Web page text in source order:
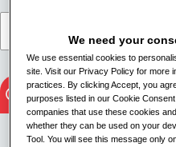
We need your
We use essential cookies to
site. Visit our Privacy Policy for more
practices. By clicking Accept, you
purposes listed in our Cookie
companies that use these cookies
whether they can be used on your
Tool. You will see this message only